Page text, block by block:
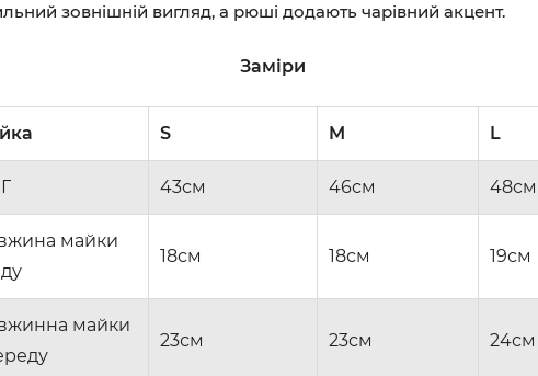
зовнішній вигляд, а рюші додають чарівний акцент.
Заміри
S M L
43см 46см 48см
майки
18см 18см 19см
майки
23см 23см 24см